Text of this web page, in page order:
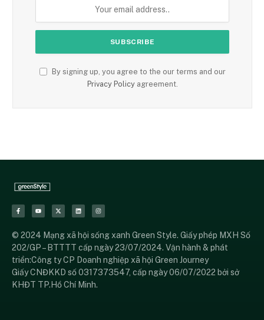
By signing up, you agree to the our terms and our
Privacy Policyagreement.
© 2024 Mạng xã hội sống xanh Green Style. Giấy phép MXH Số
202/GP – BTTTT cấp ngày 23/07/2024. Vận hành & phát
triển:Công ty CP Doanh nghiệp xã hội Green Journey
Giấy CNĐKKD số 0317373547, cấp ngày 06/07/2022 bởi sở
KHĐT TP.Hồ Chí Minh.